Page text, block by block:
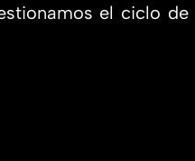
el ciclo de